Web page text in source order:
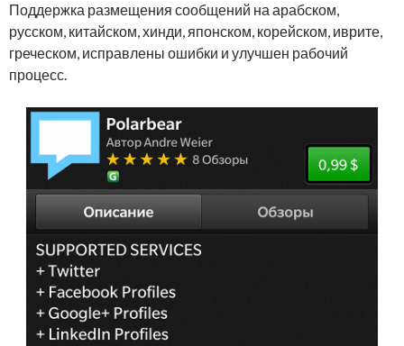
Поддержка размещения сообщений на арабском,
русском, китайском, хинди, японском, корейском, иврите,
греческом, исправлены ошибки и улучшен рабочий
процесс.